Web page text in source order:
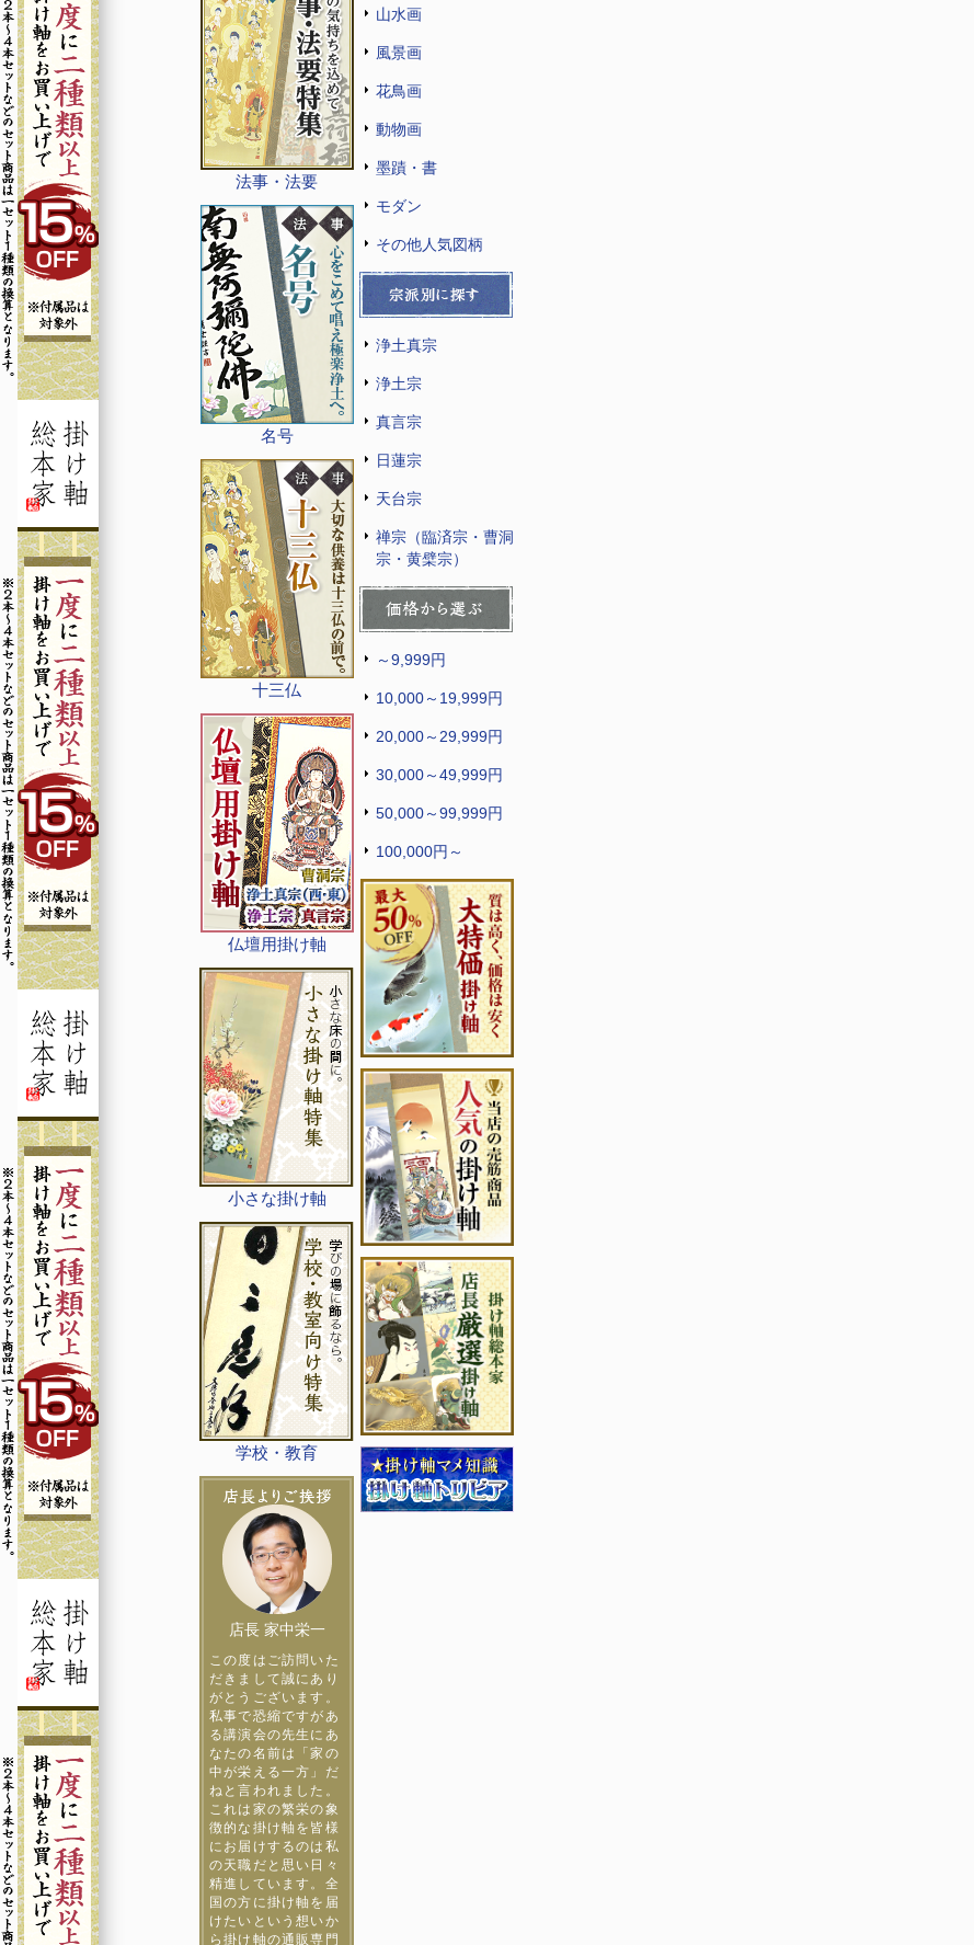
法事・法要
名号
十三仏
仏壇用掛け軸
小さな掛け軸
学校・教育
店長 家中栄一
この度はご訪問いた
だきまして誠にあり
がとうございます。
私事で恐縮ですがあ
る講演会の先生にあ
なたの名前は「家の
中が栄える一方」だ
ねと言われました。
これは家の繁栄の象
徴的な掛け軸を皆様
にお届けするのは私
の天職だと思い日々
精進しています。全
国の方に掛け軸を届
けたいという想いか
ら掛け軸の通販専門
山水画
風景画
花鳥画
動物画
墨蹟・書
モダン
その他人気図柄
浄土真宗
浄土宗
真言宗
日蓮宗
天台宗
禅宗（臨済宗・曹洞
宗・黄檗宗）
～9,999円
10,000～19,999円
20,000～29,999円
30,000～49,999円
50,000～99,999円
100,000円～